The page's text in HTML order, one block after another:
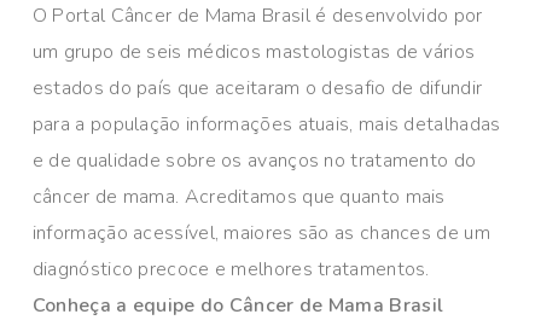
O Portal Câncer de Mama Brasil é desenvolvido por
um grupo de seis médicos mastologistas de vários
estados do país que aceitaram o desafio de difundir
para a população informações atuais, mais detalhadas
e de qualidade sobre os avanços no tratamento do
câncer de mama. Acreditamos que quanto mais
informação acessível, maiores são as chances de um
diagnóstico precoce e melhores tratamentos.
Conheça a equipe do Câncer de Mama Brasil